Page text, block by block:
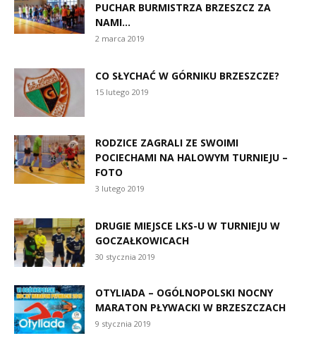
PUCHAR BURMISTRZA BRZESZCZ ZA
NAMI…
2 marca 2019
CO SŁYCHAĆ W GÓRNIKU BRZESZCZE?
15 lutego 2019
RODZICE ZAGRALI ZE SWOIMI
POCIECHAMI NA HALOWYM TURNIEJU –
FOTO
3 lutego 2019
DRUGIE MIEJSCE LKS-U W TURNIEJU W
GOCZAŁKOWICACH
30 stycznia 2019
OTYLIADA – OGÓLNOPOLSKI NOCNY
MARATON PŁYWACKI W BRZESZCZACH
9 stycznia 2019